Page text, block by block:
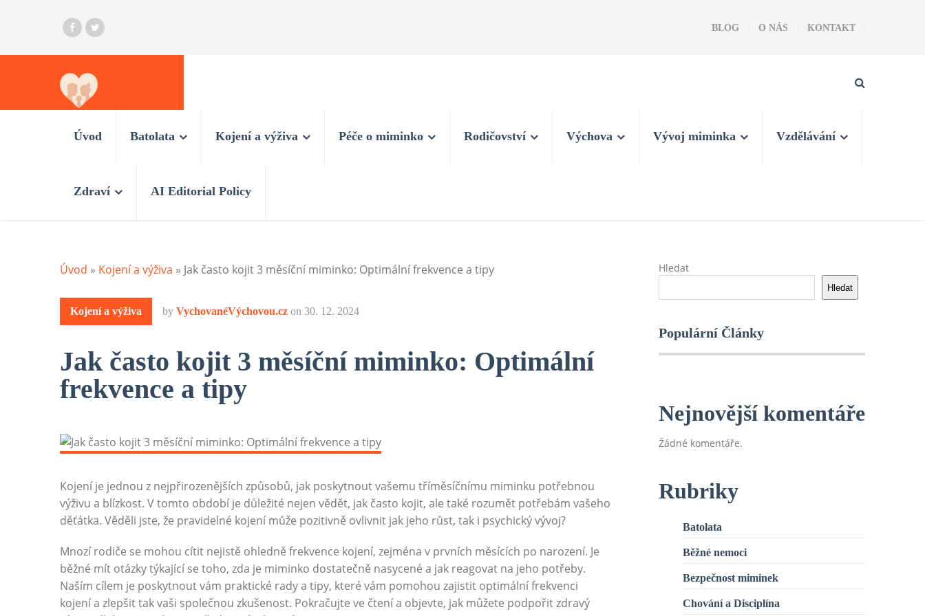
BLOG O NÁS KONTAKT
Úvod Batolata Kojení a výživa Péče o miminko Rodičovství Výchova Vývoj miminka Vzdělávání
Zdraví AI Editorial Policy
Úvod » Kojení a výživa » Jak často kojit 3 měsíční miminko: Optimální frekvence a tipy
Kojení a výživa by VychovanéVýchovou.cz on 30. 12. 2024
Jak často kojit 3 měsíční miminko: Optimální
frekvence a tipy
Kojení je jednou z nejpřirozenějších způsobů, jak poskytnout vašemu tříměsíčnímu miminku potřebnou
výživu a blízkost. V tomto období je důležité nejen vědět, jak často kojit, ale také rozumět potřebám vašeho
děťátka. Věděli jste, že pravidelné kojení může pozitivně ovlivnit jak jeho růst, tak i psychický vývoj?
Mnozí rodiče se mohou cítit nejistě ohledně frekvence kojení, zejména v prvních měsících po narození. Je
běžné mít otázky týkající se toho, zda je miminko dostatečně nasycené a jak reagovat na jeho potřeby.
Naším cílem je poskytnout vám praktické rady a tipy, které vám pomohou zajistit optimální frekvenci
kojení a zlepšit tak vaši společnou zkušenost. Pokračujte ve čtení a objevte, jak můžete podpořit zdravý
Hledat
Hledat
Populární Články
Nejnovější komentáře
Žádné komentáře.
Rubriky
Batolata
Běžné nemoci
Bezpečnost miminek
Chování a Disciplína